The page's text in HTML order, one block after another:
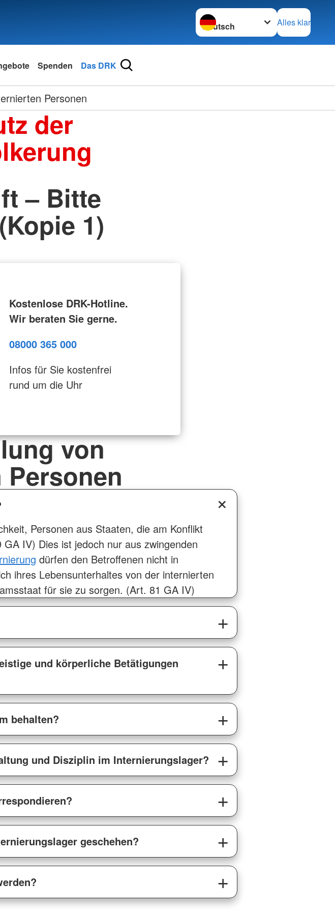
Sprache wechseln zu
Alles klar
Spenden Das DRK
Personen
der
– Bitte
1)
Kostenlose DRK-Hotline.
Wir beraten Sie gerne.
08000 365 000
Infos für Sie kostenfrei
rund um die Uhr
von
Personen aus Staaten, die am Konflikt
IV) Dies ist jedoch nur aus zwingenden
dürfen den Betroffenen nicht in
ihres Lebensunterhaltes von der internierten
für sie zu sorgen. (Art. 81 GA IV)
und körperliche Betätigungen
behalten?
und Disziplin im Internierungslager?
geschehen?